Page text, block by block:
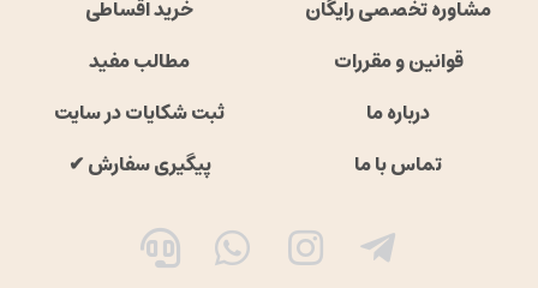
مشاوره تخصصی رایگان
خرید اقساطی
قوانین و مقررات
مطالب مفید
درباره ما
ثبت شکایات در سایت
تماس با ما
پیگیری سفارش ✔